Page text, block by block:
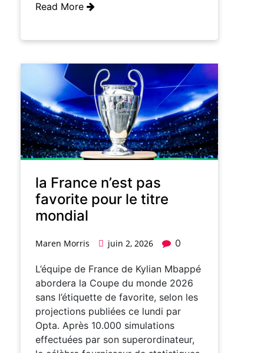
Read More
la France n’est pas
favorite pour le titre
mondial
Maren Morris juin 2, 2026 0
L’équipe de France de Kylian Mbappé
abordera la Coupe du monde 2026
sans l’étiquette de favorite, selon les
projections publiées ce lundi par
Opta. Après 10.000 simulations
effectuées par son superordinateur,